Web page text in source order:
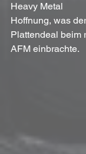
Heavy Metal
Hoffnung, was
Plattendeal beim
AFM einbrachte.